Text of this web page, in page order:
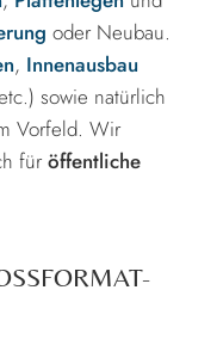
oder Neubau.
, Innenausbau
sowie natürlich
Vorfeld. Wir
füröffentliche
U